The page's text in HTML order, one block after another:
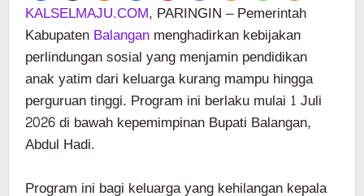
KALSELMAJU.COM, PARINGIN – Pemerintah
KabupatenBalanganmenghadirkan kebijakan
perlindungan sosial yang menjamin pendidikan
anak yatim dari keluarga kurang mampu hingga
perguruan tinggi. Program ini berlaku mulai 1 Juli
2026 di bawah kepemimpinan Bupati Balangan,
Abdul Hadi.
Program ini bagi keluarga yang kehilangan kepala